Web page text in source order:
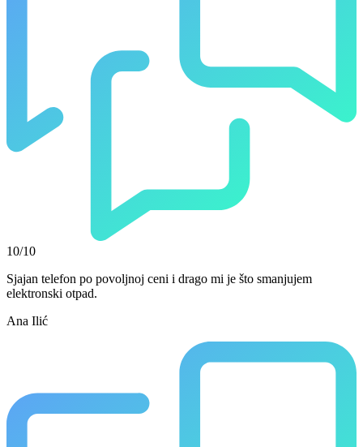
10/10
Sjajan telefon po povoljnoj ceni i drago mi je što smanjujem
elektronski otpad.
Ana Ilić